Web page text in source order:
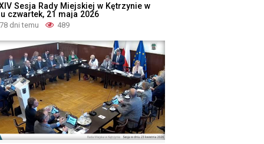
Sesja Rady Miejskiej w Kętrzynie w
czwartek, 21 maja 2026
78 dni temu 489